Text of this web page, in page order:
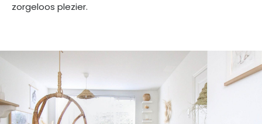
zorgeloos plezier.